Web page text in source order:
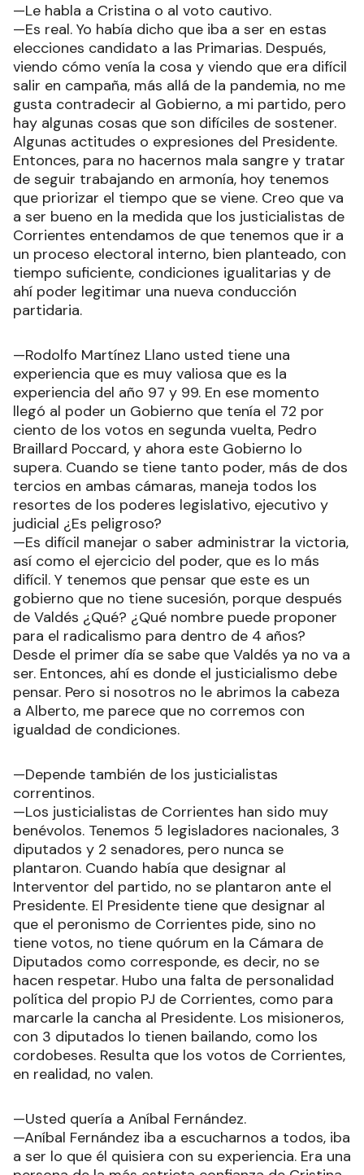
—Le habla a Cristina o al voto cautivo.
—Es real. Yo había dicho que iba a ser en estas
elecciones candidato a las Primarias. Después,
viendo cómo venía la cosa y viendo que era difícil
salir en campaña, más allá de la pandemia, no me
gusta contradecir al Gobierno, a mi partido, pero
hay algunas cosas que son difíciles de sostener.
Algunas actitudes o expresiones del Presidente.
Entonces, para no hacernos mala sangre y tratar
de seguir trabajando en armonía, hoy tenemos
que priorizar el tiempo que se viene. Creo que va
a ser bueno en la medida que los justicialistas de
Corrientes entendamos de que tenemos que ir a
un proceso electoral interno, bien planteado, con
tiempo suficiente, condiciones igualitarias y de
ahí poder legitimar una nueva conducción
partidaria.
—Rodolfo Martínez Llano usted tiene una
experiencia que es muy valiosa que es la
experiencia del año 97 y 99. En ese momento
llegó al poder un Gobierno que tenía el 72 por
ciento de los votos en segunda vuelta, Pedro
Braillard Poccard, y ahora este Gobierno lo
supera. Cuando se tiene tanto poder, más de dos
tercios en ambas cámaras, maneja todos los
resortes de los poderes legislativo, ejecutivo y
judicial ¿Es peligroso?
—Es difícil manejar o saber administrar la victoria,
así como el ejercicio del poder, que es lo más
difícil. Y tenemos que pensar que este es un
gobierno que no tiene sucesión, porque después
de Valdés ¿Qué? ¿Qué nombre puede proponer
para el radicalismo para dentro de 4 años?
Desde el primer día se sabe que Valdés ya no va a
ser. Entonces, ahí es donde el justicialismo debe
pensar. Pero si nosotros no le abrimos la cabeza
a Alberto, me parece que no corremos con
igualdad de condiciones.
—Depende también de los justicialistas
correntinos.
—Los justicialistas de Corrientes han sido muy
benévolos. Tenemos 5 legisladores nacionales, 3
diputados y 2 senadores, pero nunca se
plantaron. Cuando había que designar al
Interventor del partido, no se plantaron ante el
Presidente. El Presidente tiene que designar al
que el peronismo de Corrientes pide, sino no
tiene votos, no tiene quórum en la Cámara de
Diputados como corresponde, es decir, no se
hacen respetar. Hubo una falta de personalidad
política del propio PJ de Corrientes, como para
marcarle la cancha al Presidente. Los misioneros,
con 3 diputados lo tienen bailando, como los
cordobeses. Resulta que los votos de Corrientes,
en realidad, no valen.
—Usted quería a Aníbal Fernández.
—Aníbal Fernández iba a escucharnos a todos, iba
a ser lo que él quisiera con su experiencia. Era una